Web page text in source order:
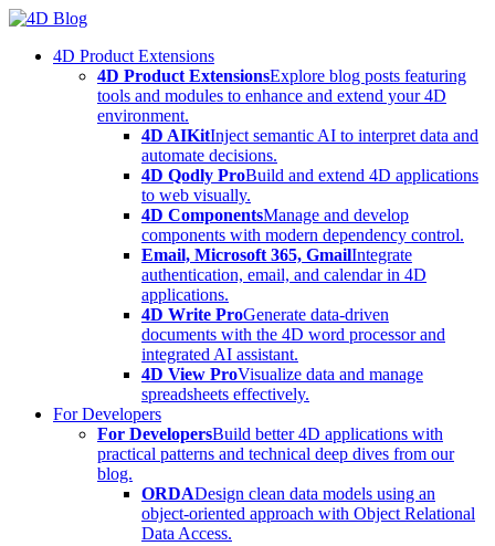
Skip
content4D Product Extensions
4D Product ExtensionsExplore blog posts featuring
tools and modules to enhance and extend your 4D
environment.
4D AIKitInject semantic AI to interpret data and
automate decisions.
4D Qodly ProBuild and extend 4D applications
to web visually.
4D ComponentsManage and develop
components with modern dependency control.
Email, Microsoft 365, GmailIntegrate
authentication, email, and calendar in 4D
applications.
4D Write ProGenerate data-driven
documents with the 4D word processor and
integrated AI assistant.
4D View ProVisualize data and manage
spreadsheets effectively.
For Developers
For DevelopersBuild better 4D applications with
practical patterns and technical deep dives from our
blog.
ORDADesign clean data models using an
object-oriented approach with Object Relational
Data Access.